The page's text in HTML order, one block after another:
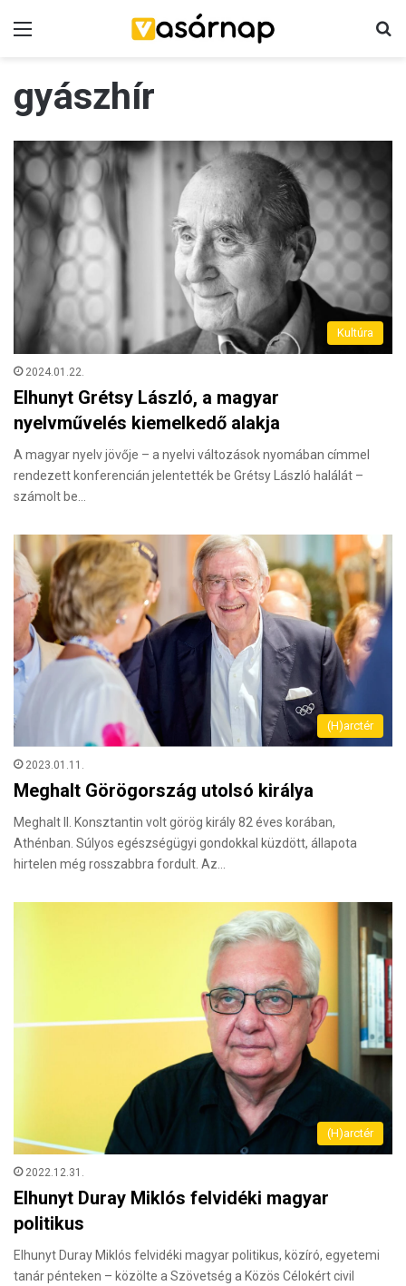
gyászhír
Kultúra
2024.01.22.
Elhunyt Grétsy László, a magyar
nyelvművelés kiemelkedő alakja
A magyar nyelv jövője – a nyelvi változások nyomában címmel
rendezett konferencián jelentették be Grétsy László halálát –
számolt be…
(H)arctér
2023.01.11.
Meghalt Görögország utolsó királya
Meghalt II. Konsztantin volt görög király 82 éves korában,
Athénban. Súlyos egészségügyi gondokkal küzdött, állapota
hirtelen még rosszabbra fordult. Az…
(H)arctér
2022.12.31.
Elhunyt Duray Miklós felvidéki magyar
politikus
Elhunyt Duray Miklós felvidéki magyar politikus, közíró, egyetemi
tanár pénteken – közölte a Szövetség a Közös Célokért civil